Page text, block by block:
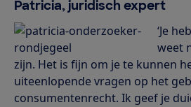
Patricia, juridisch expert
‘Je
weet
zijn. Het is fijn om je te kunnen
uiteenlopende vragen op het
consumentenrecht. Ik geef je